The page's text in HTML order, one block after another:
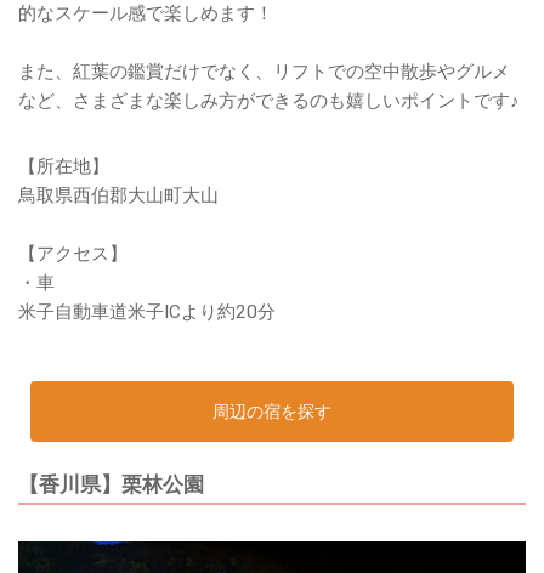
的なスケール感で楽しめます！
また、紅葉の鑑賞だけでなく、リフトでの空中散歩やグルメ
など、さまざまな楽しみ方ができるのも嬉しいポイントです♪
【所在地】
鳥取県西伯郡大山町大山
【アクセス】
・車
米子自動車道米子ICより約20分
周辺の宿を探す
【香川県】栗林公園